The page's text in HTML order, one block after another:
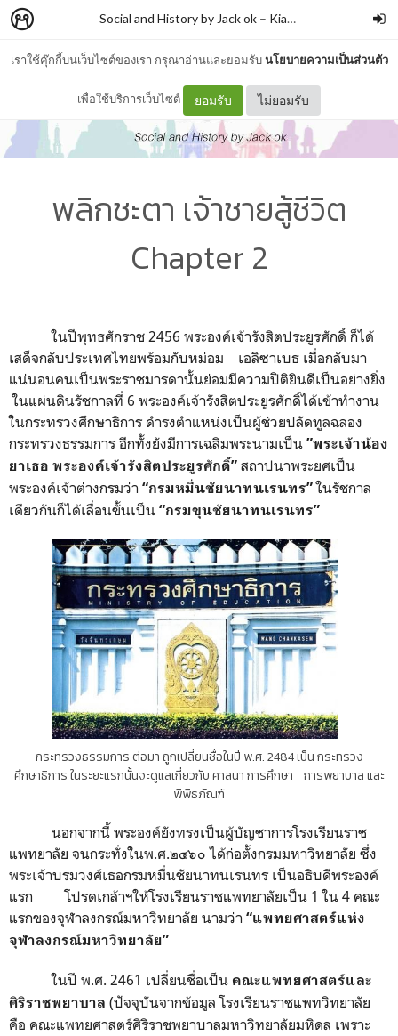
เราใช้คุ๊กกี้บนเว็บไซต์ของเรา กรุณาอ่านและยอมรับนโยบายความเป็นส่วนตัว
เพื่อใช้บริการเว็บไซต์ ยอมรับ ไม่ยอมรับ
Social and History by Jack ok – Kiattisak Wongliang
พลิกชะตา เจ้าชายสู้ชีวิต
Chapter 2
ในปีพุทธศักราช 2456 พระองค์เจ้ารังสิตประยูรศักดิ์ ก็ได้
เสด็จกลับประเทศไทยพร้อมกับหม่อม เอลิซาเบธ เมื่อกลับมา
แน่นอนคนเป็นพระราชมารดานั้นย่อมมีความปิติยินดีเป็นอย่างยิ่ง
ในแผ่นดินรัชกาลที่ 6 พระองค์เจ้ารังสิตประยูรศักดิ์ได้เข้าทำงาน
ในกระทรวงศึกษาธิการ ดำรงตำแหน่งเป็นผู้ช่วยปลัดทูลฉลอง
กระทรวงธรรมการ อีกทั้งยังมีการเฉลิมพระนามเป็น ”พระเจ้าน้อง
ยาเธอ พระองค์เจ้ารังสิตประยูรศักดิ์” สถาปนาพระยศเป็น
พระองค์เจ้าต่างกรมว่า “กรมหมื่นชัยนาทนเรนทร”ในรัชกาล
เดียวกันก็ได้เลื่อนขั้นเป็น “กรมขุนชัยนาทนเรนทร”
กระทรวงธรรมการ ต่อมา ถูกเปลี่ยนชื่อในปี พ.ศ. 2484 เป็น กระทรวง
ศึกษาธิการ ในระยะแรกนั้นจะดูแลเกี่ยวกับ ศาสนา การศึกษา การพยาบาล และ
พิพิธภัณฑ์
นอกจากนี้ พระองค์ยังทรงเป็นผู้บัญชาการโรงเรียนราช
แพทยาลัย จนกระทั่งในพ.ศ.๒๔๖๐ ได้ก่อตั้งกรมมหาวิทยาลัย ซึ่ง
พระเจ้าบรมวงศ์เธอกรมหมื่นชัยนาทนเรนทร เป็นอธิบดีพระองค์
แรก โปรดเกล้าฯให้โรงเรียนราชแพทยาลัยเป็น 1 ใน 4 คณะ
แรกของจุฬาลงกรณ์มหาวิทยาลัย นามว่า “แพทยศาสตร์แห่ง
จุฬาลงกรณ์มหาวิทยาลัย”
ในปี พ.ศ. 2461 เปลี่ยนชื่อเป็น คณะแพทยศาสตร์และ
ศิริราชพยาบาล (ปัจจุบันจากข้อมูล โรงเรียนราชแพทวิทยาลัย
คือ คณะแพทยศาสตร์ศิริราชพยาบาลมหาวิทยาลัยมหิดล เพราะ